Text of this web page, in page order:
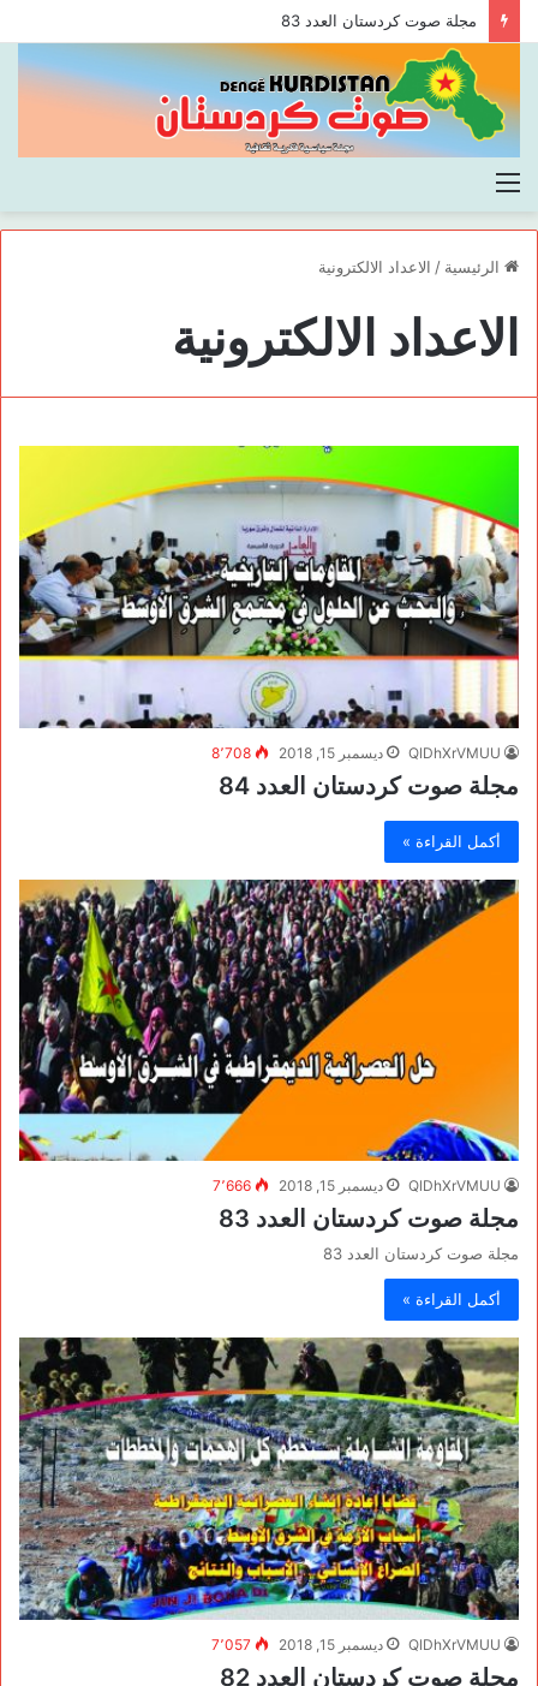
مجلة صوت كردستان العدد 83
القائمة
الرئيسية / الاعداد الالكترونية
الاعداد الالكترونية
QlDhXrVMUU ديسمبر 15, 2018 8٬708
مجلة صوت كردستان العدد 84
أكمل القراءة »
QlDhXrVMUU ديسمبر 15, 2018 7٬666
مجلة صوت كردستان العدد 83
مجلة صوت كردستان العدد 83
أكمل القراءة »
QlDhXrVMUU ديسمبر 15, 2018 7٬057
مجلة صوت كردستان العدد 82